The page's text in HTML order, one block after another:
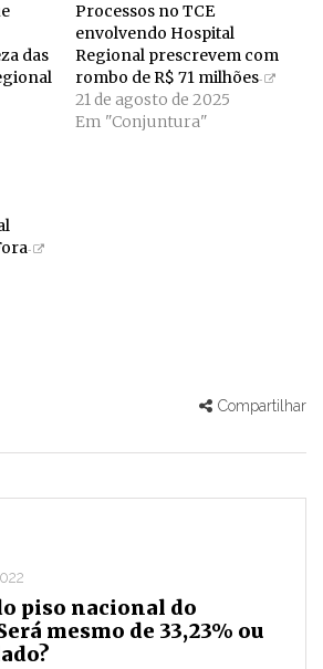
das
Processos no TCE
envolvendo Hospital
Regional prescrevem com
rombo de R$ 71 milhões
21 de agosto de 2025
Em "Conjuntura"
Compartilhar
piso nacional do
mesmo de 33,23% ou